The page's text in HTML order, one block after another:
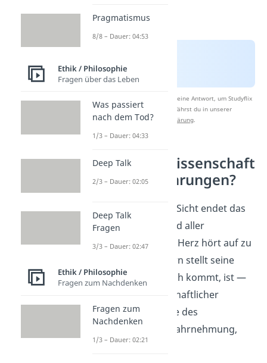
Nach Beantwortung speichern wir deine Antwort, um Studyflix
zu verbessern. Mehr dazu erfährst du in unserer
Datenschutzerklärung.
Was sagt die Wissenschaft
zu Nahtoderfahrungen?
Aus wissenschaftlicher Sicht endet das
Leben mit dem Stillstand aller
Körperfunktionen: Das Herz hört auf zu
schlagen und das Gehirn stellt seine
Aktivität ein. Was danach kommt, ist —
aus rein naturwissenschaftlicher
Perspektive — das Ende des
Bewusstseins. Keine Wahrnehmung,
kein Ich.
Pragmatismus
8/8 – Dauer: 04:53
Ethik / Philosophie
Fragen über das Leben
Was passiert
nach dem Tod?
1/3 – Dauer: 04:33
Deep Talk
2/3 – Dauer: 02:05
Deep Talk
Fragen
3/3 – Dauer: 02:47
Ethik / Philosophie
Fragen zum Nachdenken
Fragen zum
Nachdenken
1/3 – Dauer: 02:21